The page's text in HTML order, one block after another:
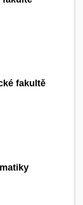
fakultě